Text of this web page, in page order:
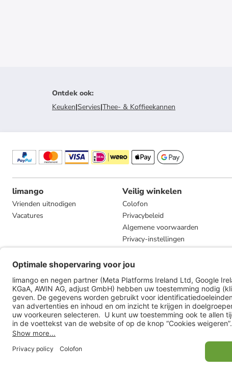
Ontdek ook:
Keuken|Servies|Thee- & Koffieekannen
limango
Vrienden uitnodigen
Vacatures
Veilig winkelen
Colofon
Privacybeleid
Algemene voorwaarden
Privacy-instellingen
Compliance